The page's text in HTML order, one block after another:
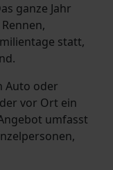
ganze Jahr
statt,
Auto oder
vor Ort ein
umfasst